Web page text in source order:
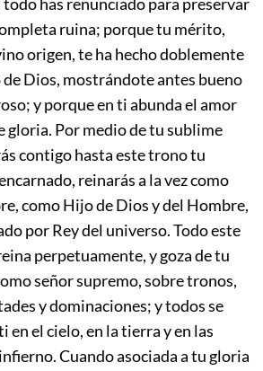
ruina; porque tu mérito,
origen, te ha hecho doblemente
Dios, mostrándote antes bueno
y porque en ti abunda el amor
gloria. Por medio de tu sublime
contigo hasta este trono tu
reinarás a la vez como
como Hijo de Dios y del Hombre,
por Rey del universo. Todo este
perpetuamente, y goza de tu
señor supremo, sobre tronos,
y dominaciones; y todos se
en el cielo, en la tierra y en las
Cuando asociada a tu gloria